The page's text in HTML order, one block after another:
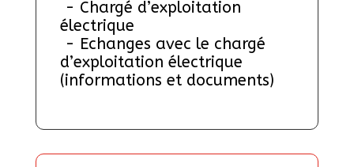
électrique
d’exploitation électrique
(informations et documents)